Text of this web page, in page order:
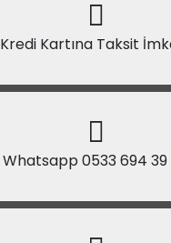
Kredi Kartına Taksit
Whatsapp 0533 694 39